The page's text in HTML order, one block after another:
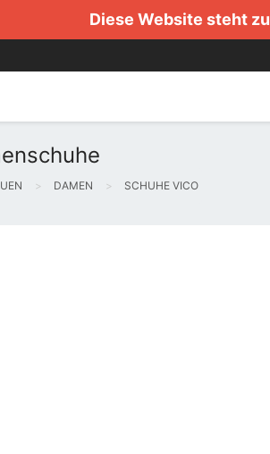
Diese Website steht
DAMEN SCHUHE VICO